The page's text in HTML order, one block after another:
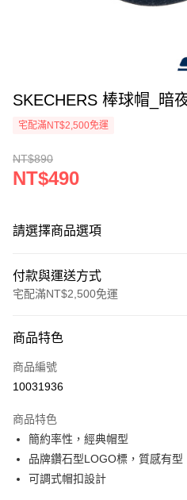
SKECHERS 棒球帽_暗
宅配滿NT$2,500免運
NT$890
NT$490
請選擇商品選項
付款與運送方式
宅配滿NT$2,500免運
信用卡一次付款
LINE Pay
相關說明
【大哥付你分期使用說明】
1.本服務由台灣大哥大提供，台灣大哥
2.付款方式選擇「大哥付你分期」，訂
流程，驗證手機門號後，選擇欲分期的
ATM付款
商品特色
商品編號
10031936
商品特色
簡約率性，經典帽型
品牌鑽石型LOGO標，質感有型
可調式帽扣設計